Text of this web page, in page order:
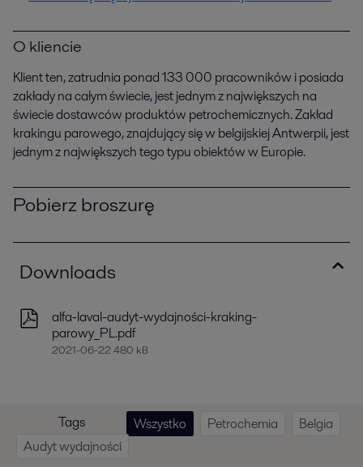
O kliencie
Klient ten, zatrudnia ponad 133 000 pracowników i posiada
zakłady na całym świecie, jest jednym z największych na
świecie dostawców produktów petrochemicznych. Zakład
krakingu parowego, znajdujący się w belgijskiej Antwerpii, jest
jednym z największych tego typu obiektów w Europie.
Pobierz broszurę
Downloads
alfa-laval-audyt-wydajności-kraking-
parowy_PL.pdf
2021-06-22 480 kB
Tags Wszystko Petrochemia
Belgia
Audyt wydajności